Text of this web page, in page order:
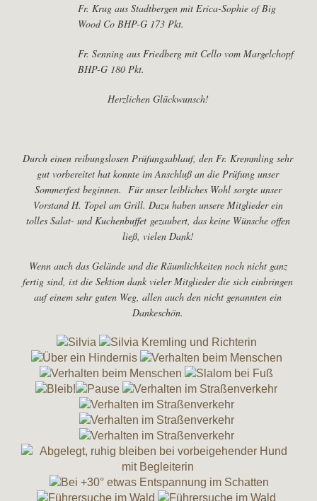
Fr. Krug aus Stadtbergen mit Erica-Sophie of Big
Wood Co BHP-G 173 Pkt.
Fr. Senning aus Friedberg mit Cello vom Margelchopf
BHP-G 180 Pkt.
Herzlichen Glückwunsch!
Durch einen reibungslosen Prüfungsablauf, den Fr. Kremmling sehr
gut vorbereitet hat konnte im Anschluß an die Prüfung unser
Sommerfest beginnen. Für unser leibliches Wohl sorgte unser
Vorstand H. Topel am Grill. Dazu haben unsere Mitglieder ein
tolles Salat- und Kuchenbuffet gezaubert, das keine Wünsche offen
ließ, vielen Dank!
Wenn auch das Gelände und die Räumlichkeiten noch nicht ganz
fertig sind, ist die Sektion dank vieler Mitglieder die sich einbringen
auf einem sehr guten Weg, allen auch den nicht genannten ein
Dankeschön.